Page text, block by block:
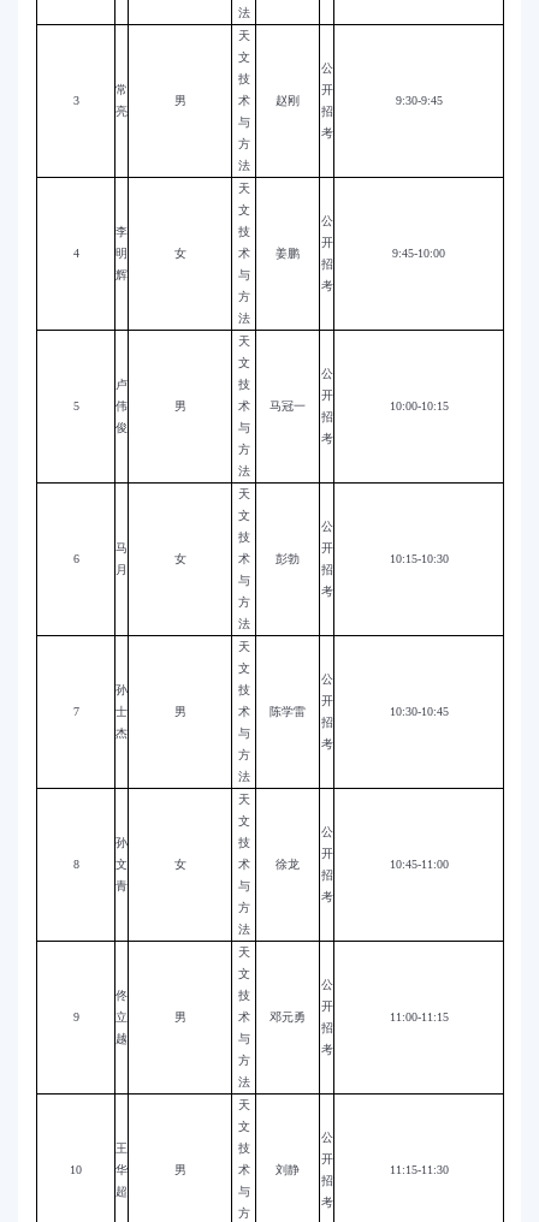
法
3
常
亮
男
天
文
技
术
与
方
法
赵刚
公
开
招
考
9:30-9:45
4
李
明
辉
女
天
文
技
术
与
方
法
姜鹏
公
开
招
考
9:45-10:00
5
卢
伟
俊
男
天
文
技
术
与
方
法
马冠一
公
开
招
考
10:00-10:15
6
马
月
女
天
文
技
术
与
方
法
彭勃
公
开
招
考
10:15-10:30
7
孙
士
杰
男
天
文
技
术
与
方
法
陈学雷
公
开
招
考
10:30-10:45
8
孙
文
青
女
天
文
技
术
与
方
法
徐龙
公
开
招
考
10:45-11:00
9
佟
立
越
男
天
文
技
术
与
方
法
邓元勇
公
开
招
考
11:00-11:15
10
王
华
超
男
天
文
技
术
与
方
刘静
公
开
招
考
11:15-11:30